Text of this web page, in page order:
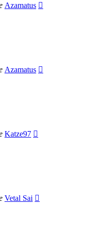
Azamatus
Azamatus
Katze97
Vetal Sai